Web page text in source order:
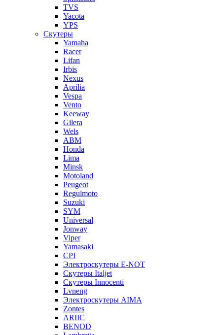
TVS
Yacota
YPS
Скутеры
Yamaha
Racer
Lifan
Irbis
Nexus
Aprilia
Vespa
Vento
Keeway
Gilera
Wels
ABM
Honda
Lima
Minsk
Motoland
Peugeot
Regulmoto
Suzuki
SYM
Universal
Jonway
Viper
Yamasaki
CPI
Электроскутеры E-NOT
Скутеры Italjet
Скутеры Innocenti
Lvneng
Электроскутеры AIMA
Zontes
ARIIC
BENOD